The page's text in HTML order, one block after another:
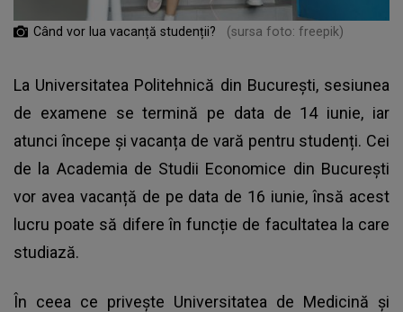
Când vor lua vacanță studenții? (sursa foto: freepik)
La Universitatea Politehnică din București, sesiunea
de examene se termină pe data de 14 iunie, iar
atunci începe și vacanța de vară pentru studenți. Cei
de la Academia de Studii Economice din București
vor avea vacanță de pe data de 16 iunie, însă acest
lucru poate să difere în funcție de facultatea la care
studiază.
În ceea ce privește Universitatea de Medicină și